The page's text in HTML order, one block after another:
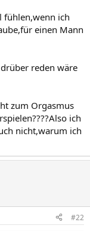
fühlen,wenn ich
einen Mann
reden wäre
zum Orgasmus
ich
nicht,warum ich
#22